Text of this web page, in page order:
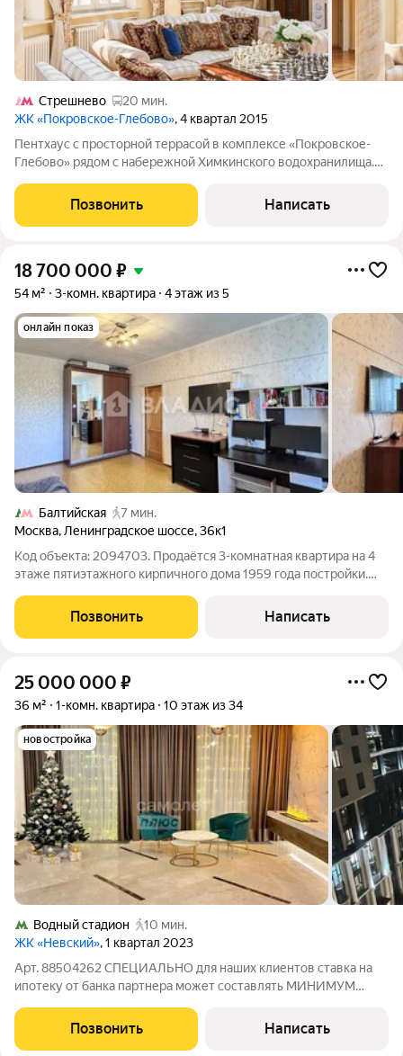
Стрешнево
20 мин.
ЖК «Покровское-Глебово», 4 квартал 2015
Пентхаус с просторной террасой в комплексе «Покровское-
Глебово» рядом с набережной Химкинского водохранилища.
с собственной ванной и сауной, вторая спальня со своим
санузлом, кабинет,
Позвонить Написать
18 700 000 ₽
54 м² 3-комн. квартира 4 этаж из 5
онлайн показ
Балтийская
7 мин.
Москва, Ленинградское шоссе,36к1
Код объекта: 2094703. Продаётся 3-комнатная квартира на 4
этаже пятиэтажного кирпичного дома 1959 года постройки.
8,8 м. Кухня 5,7 м. Совмещённый санузел. Застекленный
балкон. Ремонт
Позвонить Написать
25 000 000 ₽
36 м² 1-комн. квартира 10 этаж из 34
новостройка
Водный стадион
10 мин.
ЖК «Невский», 1 квартал 2023
Арт. 88504262 СПЕЦИАЛЬНО для наших клиентов ставка на
ипотеку от банка партнера может составлять МИНИМУМ
сделан, ведутся окончательные работы. Хотите улучшенные
условия? Тогда ЗВОНИТЕ!
Позвонить Написать